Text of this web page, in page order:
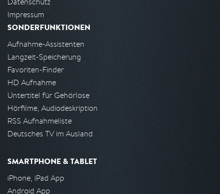
Impressum
SONDERFUNKTIONEN
Aufnahme-Assistenten
Langzeit-Speicherung
Favoriten-Finder
HD Aufnahme
Untertitel für Gehörlose
Hörfilme, Audiodeskription
RSS Aufnahmeliste
Deutsches TV im Ausland
SMARTPHONE & TABLET
iPhone, iPad App
Android App